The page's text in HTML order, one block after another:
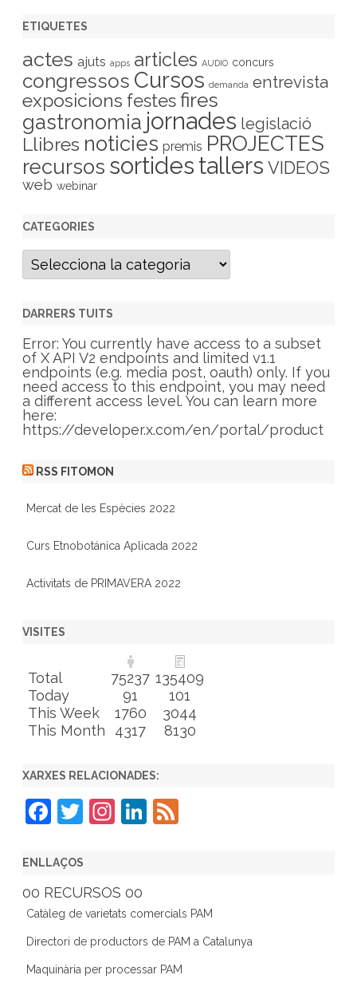
ETIQUETES
actes ajuts apps articles AUDIO concurs
congressos Cursos demanda entrevista
exposicions festesfires
gastronomia jornades legislació
Llibres noticies premis PROJECTES
recursos sortides tallers VIDEOS
web webinar
CATEGORIES
C
t
g
r
i
e
s
DARRERS TUITS
Error: You currently have access to a subset
of X API V2 endpoints and limited v1.1
endpoints (e.g. media post, oauth) only. If you
need access to this endpoint, you may need
a different access level. You can learn more
here:
https://developer.x.com/en/portal/product
RSS FITOMON
Mercat de les Espècies 2022
Curs Etnobotánica Aplicada 2022
Activitats de PRIMAVERA 2022
VISITES
Total 75237 135409
Today
91
101
This Week
1760
3044
This Month
4317 8130
XARXES RELACIONADES:
F
c
e
b
o
o
T
er
In
gr
a
m
Li
dI
n
ENLLAÇOS
00 RECURSOS 00
Catàleg de varietats comercials PAM
Directori de productors de PAM a Catalunya
Maquinària per processar PAM